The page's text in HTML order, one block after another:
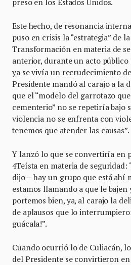
preso en los Estados Unidos.
Este hecho, de resonancia
puso en crisis la “estrategia” de
Transformación en materia de
anterior, durante un acto público
ya se vivía un recrudecimiento
Presidente mandó al carajo a la
que el “modelo del garrotazo
cementerio” no se repetiría bajo
violencia no se enfrenta con
tenemos que atender las causas”.
Y lanzó lo que se convertiría en
4Teísta en materia de seguridad:
dijo— hay un grupo que está ahí
estamos llamando a que le bajen
portemos bien, ya, al carajo la
de aplausos que lo
guácala!”.
Cuando ocurrió lo de Culiacán,
del Presidente se convirtieron